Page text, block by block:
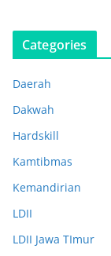
Categories
Daerah
Dakwah
Hardskill
Kamtibmas
Kemandirian
LDII
LDII Jawa TImur